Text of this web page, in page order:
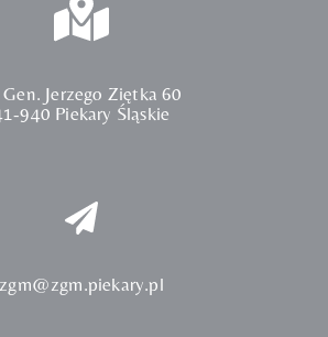
Gen. Jerzego Ziętka 60
940 Piekary Śląskie
zgm@zgm.piekary.pl